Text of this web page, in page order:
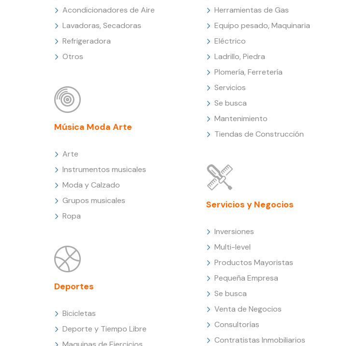
Acondicionadores de Aire
Lavadoras, Secadoras
Refrigeradora
Otros
Música Moda Arte
Arte
Instrumentos musicales
Moda y Calzado
Grupos musicales
Ropa
Deportes
Bicicletas
Deporte y Tiempo Libre
Herramientas de Gas
Equipo pesado, Maquinaria
Eléctrico
Ladrillo, Piedra
Plomería, Ferretería
Servicios
Se busca
Mantenimiento
Tiendas de Construcción
Servicios y Negocios
Inversiones
Multi-level
Productos Mayoristas
Pequeña Empresa
Se busca
Venta de Negocios
Consultorías
Contratistas Inmobiliarios